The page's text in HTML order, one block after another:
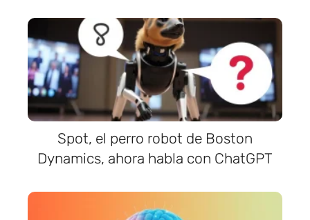
Spot, el perro robot de Boston
Dynamics, ahora habla con ChatGPT